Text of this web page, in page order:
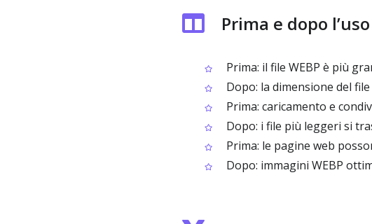
Prima e dopo
Prima: il file WEBP è più
Dopo: la dimensione del
Prima: caricamento e
Dopo: i file più leggeri si
Prima: le pagine web
Dopo: immagini WEBP